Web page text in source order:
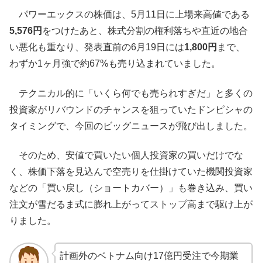
パワーエックスの株価は、5月11日に上場来高値である
5,576円 をつけたあと、株式分割の権利落ちや直近の地合
い悪化も重なり、発表直前の6月19日には1,800円 まで、
わずか1ヶ月強で約67%も売り込まれていました。
テクニカル的に「いくら何でも売られすぎだ」と多くの
投資家がリバウンドのチャンスを狙っていたドンピシャの
タイミングで、今回のビッグニュースが飛び出しました。
そのため、安値で買いたい個人投資家の買いだけでな
く、株価下落を見込んで空売りを仕掛けていた機関投資家
などの「買い戻し（ショートカバー）」も巻き込み、買い
注文が雪だるま式に膨れ上がってストップ高まで駆け上が
りました。
計画外のベトナム向け17億円受注で今期業